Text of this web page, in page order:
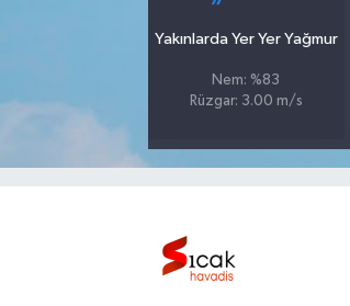
Yakınlarda Yer Yer Yağmur
Nem: %83
Rüzgar: 3.00 m/s